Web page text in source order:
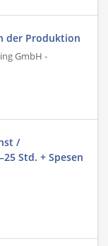
der Produktion
GmbH -
/
Std. + Spesen